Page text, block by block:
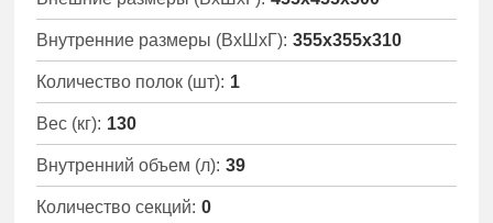
Внутренние размеры (ВхШхГ): 355x355x310
Количество полок (шт): 1
Вес (кг): 130
Внутренний объем (л): 39
Количество секций: 0